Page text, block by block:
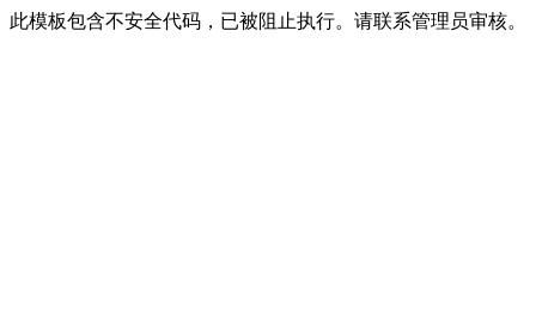
此模板包含不安全代码，已被阻止执行。请联系管理员审核。